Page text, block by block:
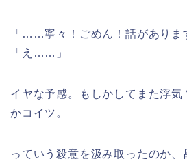
「……寧々！ごめん！話がありま
「え……」
イヤな予感。もしかしてまた浮気
かコイツ。
っていう殺意を汲み取ったのか、